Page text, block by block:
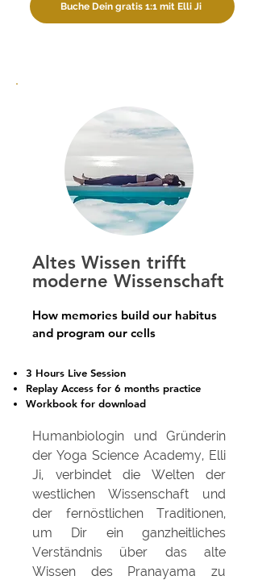
Buche Dein gratis 1:1 mit Elli Ji
Altes Wissen trifft
moderne Wissenschaft
How memories build our habitus
and program our cells
3 Hours Live Session
Replay Access for 6 months practice
Workbook for download
Humanbiologin und Gründerin
der Yoga Science Academy, Elli
Ji, verbindet die Welten der
westlichen Wissenschaft und
der fernöstlichen Traditionen,
um Dir ein ganzheitliches
Verständnis über das alte
Wissen des Pranayama zu